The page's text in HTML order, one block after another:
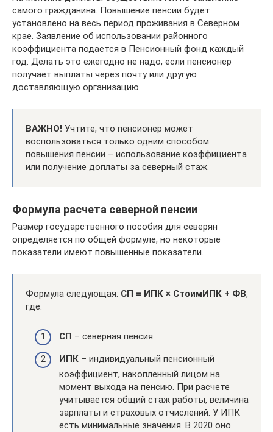
самого гражданина. Повышение пенсии будет
установлено на весь период проживания в Северном
крае. Заявление об использовании районного
коэффициента подается в Пенсионный фонд каждый
год. Делать это ежегодно не надо, если пенсионер
получает выплаты через почту или другую
доставляющую организацию.
ВАЖНО! Учтите, что пенсионер может
воспользоваться только одним способом
повышения пенсии – использование коэффициента
или получение доплаты за северный стаж.
Формула расчета северной пенсии
Размер государственного пособия для северян
определяется по общей формуле, но некоторые
показатели имеют повышенные показатели.
Формула следующая: СП = ИПК × СтоимИПК + ФВ,
где:
СП – северная пенсия.
ИПК – индивидуальный пенсионный
коэффициент, накопленный лицом на
момент выхода на пенсию. При расчете
учитывается общий стаж работы, величина
зарплаты и страховых отчислений. У ИПК
есть минимальные значения. В 2020 оно